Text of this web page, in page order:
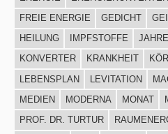
FREIE ENERGIE
GEDICHT
HEILUNG
IMPFSTOFFE
KONVERTER
KRANKHEIT
LEBENSPLAN
LEVITATION
MEDIEN
MODERNA MONAT
PROF. DR. TURTUR